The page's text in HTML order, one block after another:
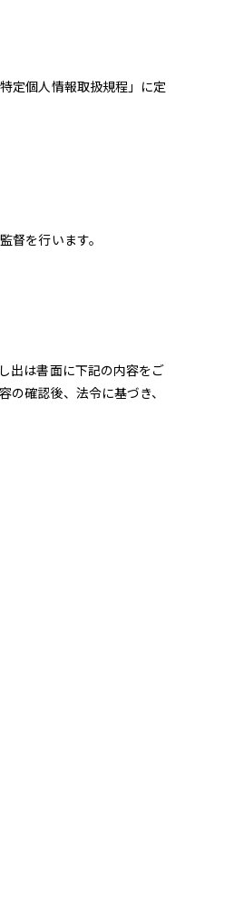
定個人情報取扱規程」に定
を行います。
出は書面に下記の内容をご
確認後、法令に基づき、